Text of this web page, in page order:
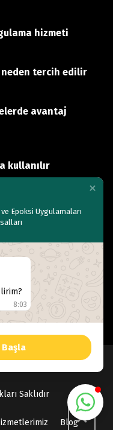
Epoksi Uygulamaları
8:03
hizmeti
neden tercih edilir
avantaj
kullanılır
uygulanır
tercih edilir
kullanılır
nasıl yapılır
Saklıdır
Blog